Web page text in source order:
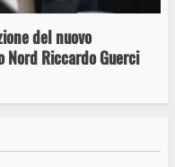
del nuovo
Nord Riccardo Guerci